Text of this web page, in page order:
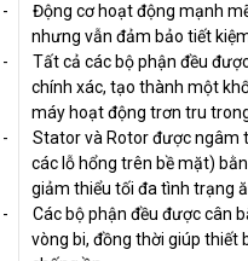
-
Động cơ hoạt động mạnh
nhưng vẫn đảm bảo tiết
-
Tất cả các bộ phận đều
chính xác, tạo thành một
máy hoạt động trơn tru
-
Stator và Rotor được ngâm
các lỗ hổng trên bề mặt)
giảm thiểu tối đa tình trạng
-
Các bộ phận đều được cân
vòng bi, đồng thời giúp thiết